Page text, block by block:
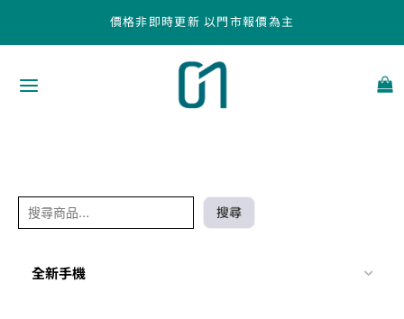
價格非即時更新 以門市報價為主
搜尋
全新手機